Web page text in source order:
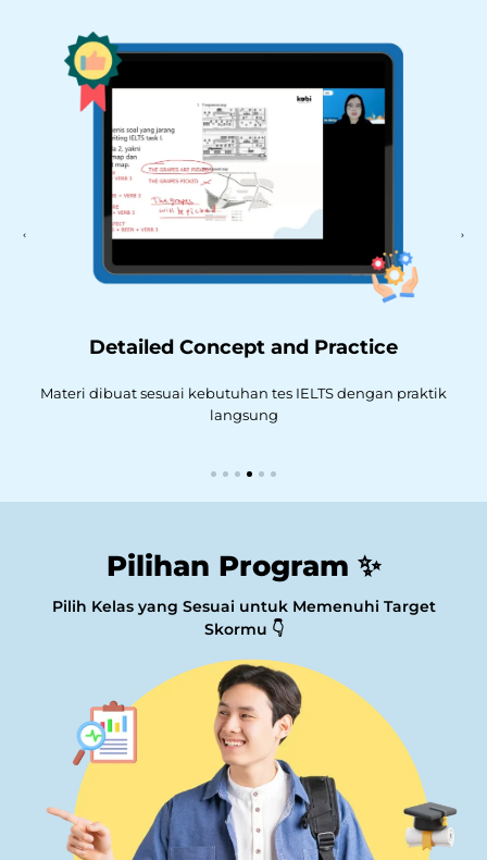
Detailed Concept and Practice
Materi dibuat sesuai kebutuhan tes IELTS dengan praktik
langsung
Pilihan Program ✨
Pilih Kelas yang Sesuai untuk Memenuhi Target
Skormu 👇